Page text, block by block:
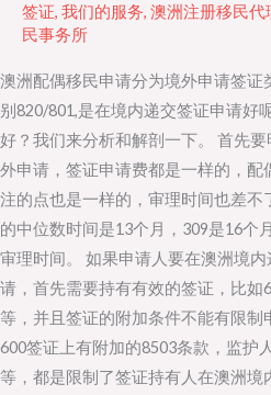
签证, 我们的服务, 澳洲注册移民代
民事务所
澳洲配偶移民申请分为境外申请签证
别820/801,是在境内递交签证申请好
好？我们来分析和解剖一下。 首先
外申请，签证申请费都是一样的，配
注的点也是一样的，审理时间也差不
的中位数时间是13个月，309是16个
审理时间。 如果申请人要在澳洲境
请，首先需要持有有效的签证，比如
等，并且签证的附加条件不能有限制
600签证上有附加的8503条款，监护
等，都是限制了签证持有人在澳洲境